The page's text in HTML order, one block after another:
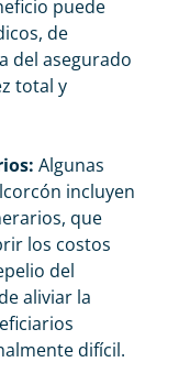
puede
de
del asegurado
total y
Algunas
incluyen
que
los costos
del
aliviar la
difícil.